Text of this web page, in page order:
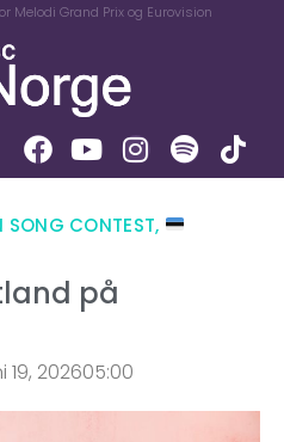
Melodi Grand Prix og Eurovision
SONG CONTEST,
på
19, 202605:00